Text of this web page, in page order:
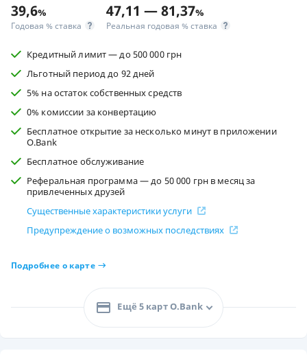
39,6%
Годовая % ставка
47,11 — 81,37%
Реальная годовая % ставка
Кредитный лимит — до 500 000 грн
Льготный период до 92 дней
5% на остаток собственных средств
0% комиссии за конвертацию
Бесплатное открытие за несколько минут в приложении
O.Bank
Бесплатное обслуживание
Реферальная программа — до 50 000 грн в месяц за
привлеченных друзей
Существенные характеристики услуги
Предупреждение о возможных последствиях
Подробнее о карте
Ещё 5 карт O.Bank